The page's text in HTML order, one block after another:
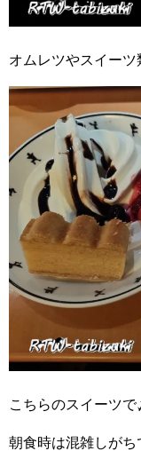
オムレツやスイーツ
こちらのスイーツで
朝食時は混雑しが